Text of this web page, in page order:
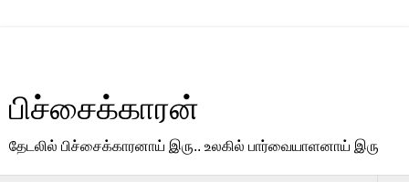
பிச்சைக்காரன்
தேடலில் பிச்சைக்காரனாய் இரு.. உலகில் பார்வையாளனாய் இரு